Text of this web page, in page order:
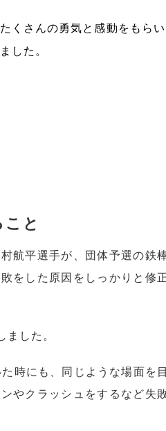
たくさんの勇気と感動をもら
ました。
と
航平選手が、団体予選の鉄
をした原因をしっかりと修
した。
時にも、同じような場面を目
やクラッシュをするなど失